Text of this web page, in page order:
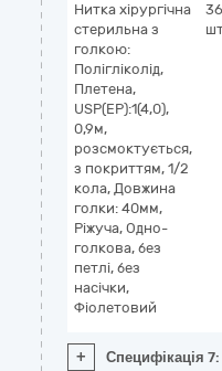
Нитка хірургічна
стерильна з
голкою:
Полігліколід,
Плетена,
USP(EP):1(4,0),
0,9м,
розсмоктується,
з покриттям, 1/2
кола, Довжина
голки: 40мм,
Ріжуча, Одно-
голкова, без
петлі, без
насічки,
Фіолетовий
36
+ Специфікація